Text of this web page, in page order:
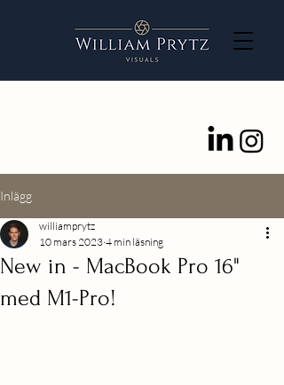
Inlägg
New in - MacBook Pro 16"
med M1-Pro!
williamprytz
10 mars 2023 4 min läsning